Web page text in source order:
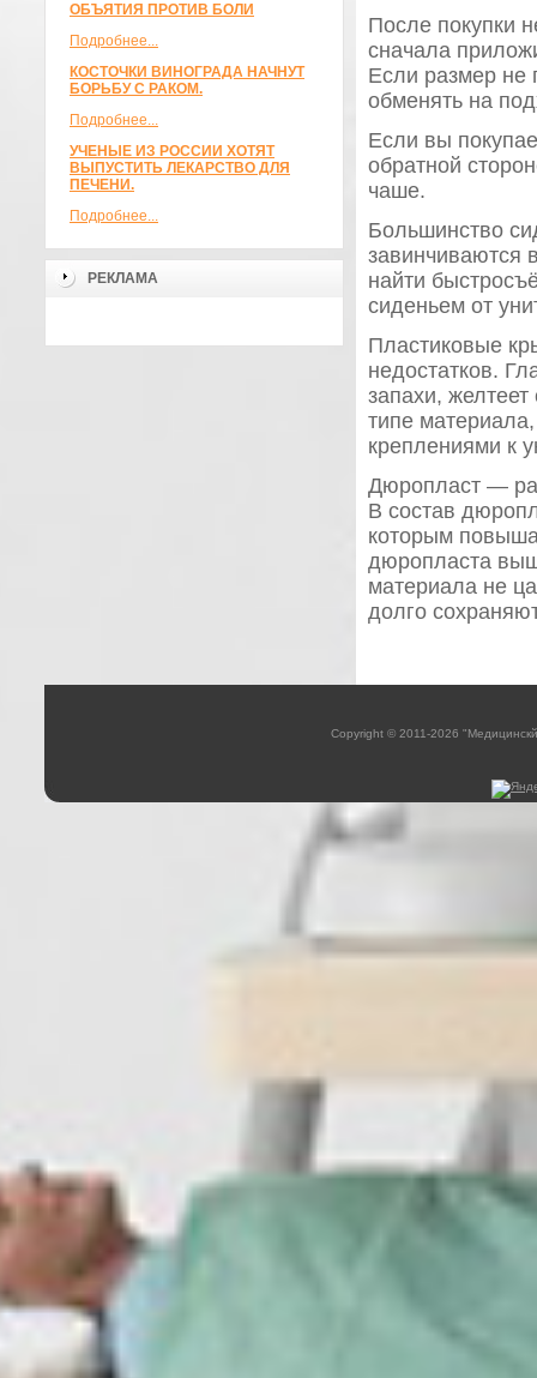
ОБЪЯТИЯ ПРОТИВ БОЛИ
Подробнее...
КОСТОЧКИ ВИНОГРАДА НАЧНУТ
БОРЬБУ С РАКОМ.
Подробнее...
УЧЕНЫЕ ИЗ РОССИИ ХОТЯТ
ВЫПУСТИТЬ ЛЕКАРСТВО ДЛЯ
ПЕЧЕНИ.
Подробнее...
РЕКЛАМА
После покупки
сначала
Если размер не
обменять на
Если вы
обратной
чаше.
Большинство
завинчиваются
найти
сиденьем от
Пластиковые
недостатков.
запахи,
типе
креплениями к
Дюропласт —
В состав
которым
дюропласта
материала не
долго
Copyright © 2011-2026